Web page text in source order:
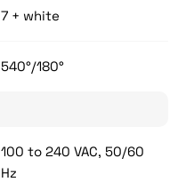
7 + white
540°/180°
100 to 240 VAC, 50/60
Hz